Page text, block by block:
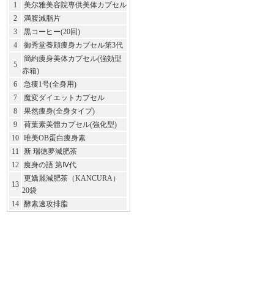
1
美尔雅美容院専供美体カプセル
2
満腹減脂片
3
黒コーヒー(20回)
4
御秀堂養顔痩身カプセル第3代
5
簡約痩身美体カプセル(強効型
赤箱)
6
急痩1号(全身用)
7
魔変ダイエットカプセル
8
果然痩身(全身タイプ)
9
荷葉素美體カプセル(強化型)
10
唯美OB蛋白痩身素
11
新 瑞徳夢減肥茶
12
痩身の語 第Ⅳ代
13
更嬌麗減肥茶（KANCURA）
20袋
14
酵素速攻排脂